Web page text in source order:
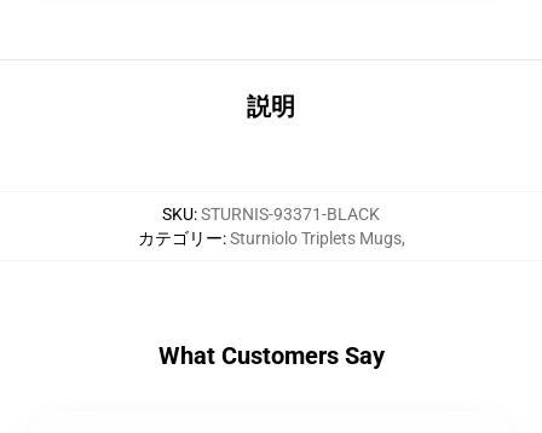
説明
SKU:STURNIS-93371-BLACK
カテゴリー:Sturniolo Triplets Mugs,
What Customers Say